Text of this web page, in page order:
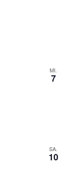
MI.
7
SA.
10